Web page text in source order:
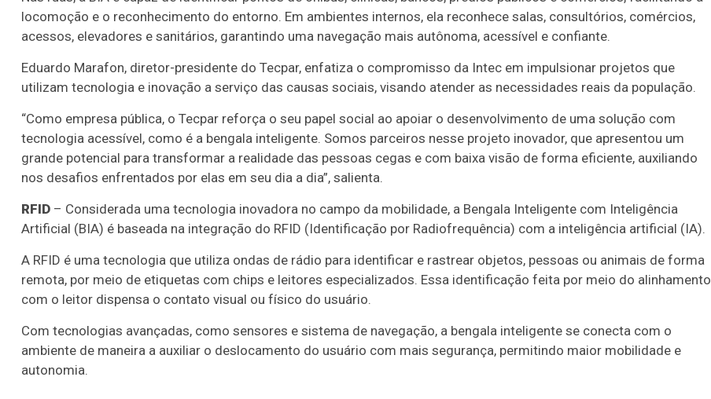
locomoção e o reconhecimento do entorno. Em ambientes internos, ela reconhece salas, consultórios, comércios,
acessos, elevadores e sanitários, garantindo uma navegação mais autônoma, acessível e confiante.
Eduardo Marafon, diretor-presidente do Tecpar, enfatiza o compromisso da Intec em impulsionar projetos que
utilizam tecnologia e inovação a serviço das causas sociais, visando atender as necessidades reais da população.
“Como empresa pública, o Tecpar reforça o seu papel social ao apoiar o desenvolvimento de uma solução com
tecnologia acessível, como é a bengala inteligente. Somos parceiros nesse projeto inovador, que apresentou um
grande potencial para transformar a realidade das pessoas cegas e com baixa visão de forma eficiente, auxiliando
nos desafios enfrentados por elas em seu dia a dia”, salienta.
RFID – Considerada uma tecnologia inovadora no campo da mobilidade, a Bengala Inteligente com Inteligência
Artificial (BIA) é baseada na integração do RFID (Identificação por Radiofrequência) com a inteligência artificial (IA).
A RFID é uma tecnologia que utiliza ondas de rádio para identificar e rastrear objetos, pessoas ou animais de forma
remota, por meio de etiquetas com chips e leitores especializados. Essa identificação feita por meio do alinhamento
com o leitor dispensa o contato visual ou físico do usuário.
Com tecnologias avançadas, como sensores e sistema de navegação, a bengala inteligente se conecta com o
ambiente de maneira a auxiliar o deslocamento do usuário com mais segurança, permitindo maior mobilidade e
autonomia.